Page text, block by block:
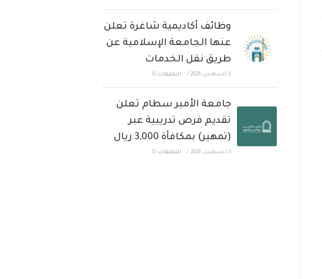
وظائف أكاديمية شاغرة تعلن
عنها الجامعة الإسلامية عن
طريق نقل الخدمات
6 أغسطس، 2026 / التعليقات: 0
جامعة الأمير سطام تعلن
تقديم فرص تدريبية عبر
(تمهير) بمكافأة 3,000 ريال
6 أغسطس، 2026 / التعليقات: 0